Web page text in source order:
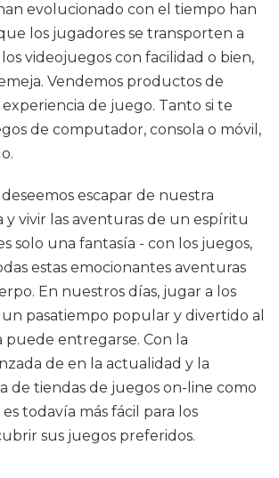
evolucionado con el tiempo han
los jugadores se transporten a
videojuegos con facilidad o bien,
Vendemos productos de
de juego. Tanto si te
de computador, consola o móvil,
escapar de nuestra
y vivir las aventuras de un espíritu
solo una fantasía - con los juegos,
estas emocionantes aventuras
En nuestros días, jugar a los
pasatiempo popular y divertido al
entregarse. Con la
de en la actualidad y la
de tiendas de juegos on-line como
todavía más fácil para los
sus juegos preferidos.